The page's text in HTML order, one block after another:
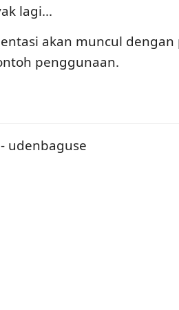
lagi...
akan muncul dengan
penggunaan.
- udenbaguse